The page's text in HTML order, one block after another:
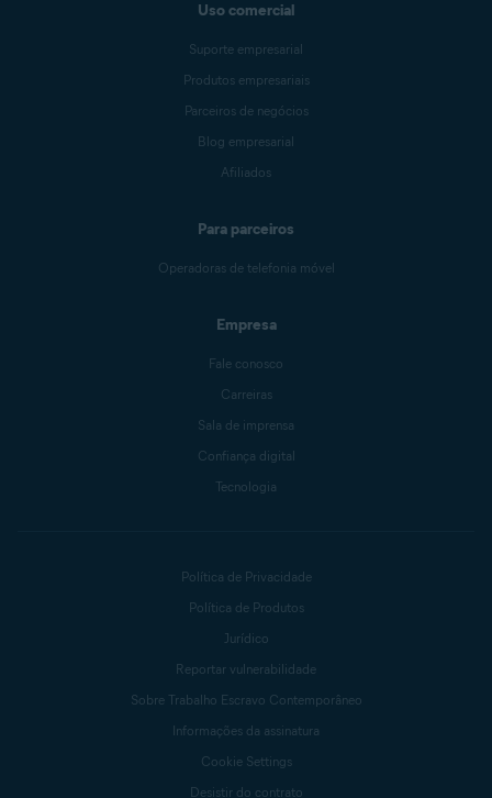
Uso comercial
Suporte empresarial
Produtos empresariais
Parceiros de negócios
Blog empresarial
Afiliados
Para parceiros
Operadoras de telefonia móvel
Empresa
Fale conosco
Carreiras
Sala de imprensa
Confiança digital
Tecnologia
Política de Privacidade
Política de Produtos
Jurídico
Reportar vulnerabilidade
Sobre Trabalho Escravo Contemporâneo
Informações da assinatura
Cookie Settings
Desistir do contrato